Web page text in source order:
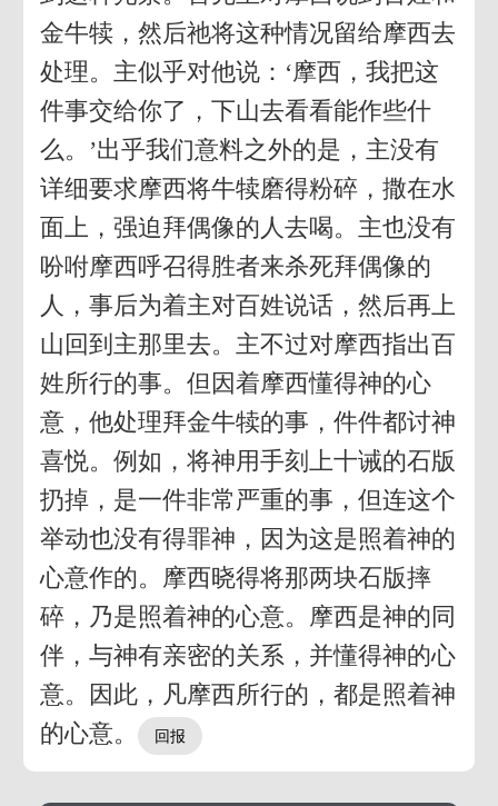
金牛犊，然后祂将这种情况留给摩西去
处理。主似乎对他说：‘摩西，我把这
件事交给你了，下山去看看能作些什
么。’出乎我们意料之外的是，主没有
详细要求摩西将牛犊磨得粉碎，撒在水
面上，强迫拜偶像的人去喝。主也没有
吩咐摩西呼召得胜者来杀死拜偶像的
人，事后为着主对百姓说话，然后再上
山回到主那里去。主不过对摩西指出百
姓所行的事。但因着摩西懂得神的心
意，他处理拜金牛犊的事，件件都讨神
喜悦。例如，将神用手刻上十诫的石版
扔掉，是一件非常严重的事，但连这个
举动也没有得罪神，因为这是照着神的
心意作的。摩西晓得将那两块石版摔
碎，乃是照着神的心意。摩西是神的同
伴，与神有亲密的关系，并懂得神的心
意。因此，凡摩西所行的，都是照着神
的心意。